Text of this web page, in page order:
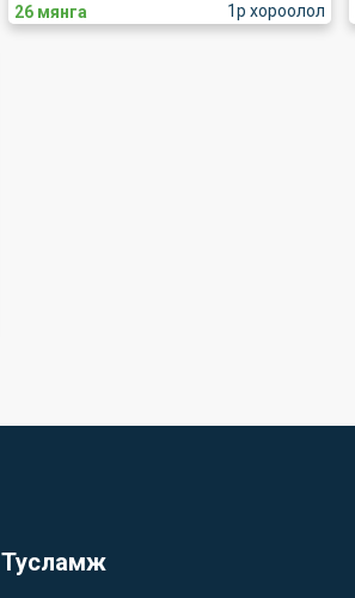
1р хороолол
26 мянга
Тусламж